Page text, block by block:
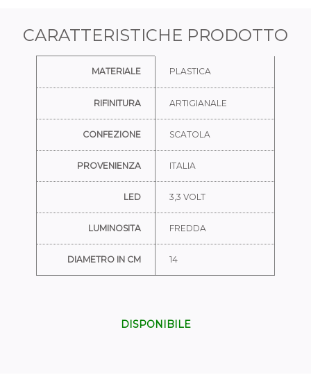
CARATTERISTICHE PRODOTTO
MATERIALE PLASTICA
RIFINITURA ARTIGIANALE
CONFEZIONE SCATOLA
PROVENIENZA ITALIA
LED 3,3 VOLT
LUMINOSITA FREDDA
DIAMETRO IN CM 14
DISPONIBILE